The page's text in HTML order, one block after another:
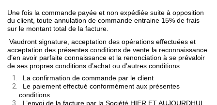
Une fois la commande payée et non expédiée suite à opposition
du client, toute annulation de commande entraine 15% de frais
sur le montant total de la facture.
Vaudront signature, acceptation des opérations effectuées et
acceptation des présentes conditions de vente la reconnaissance
d’en avoir parfaite connaissance et la renonciation à se prévaloir
de ses propres conditions d’achat ou d’autres conditions.
La confirmation de commande par le client
Le paiement effectué conformément aux présentes
conditions
L’envoi de la facture par la Société HIER ET AUJOURDHUI